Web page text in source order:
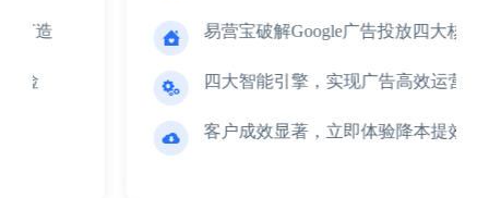
易营宝破解Google广告投放四大核心痛点
四大智能引擎，实现广告高效运营。
客户成效显著，立即体验降本提效。